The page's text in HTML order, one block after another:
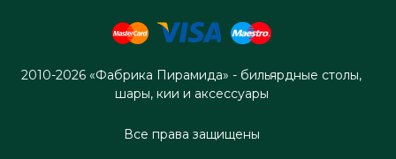
2010-2026 «Фабрика Пирамида» - бильярдные столы,
шары, кии и аксессуары
Все права защищены